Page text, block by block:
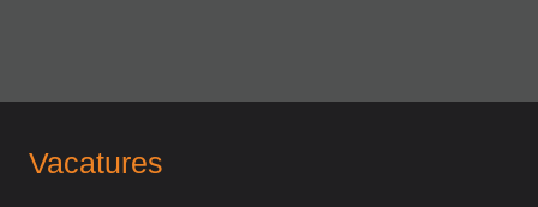
Vacatures